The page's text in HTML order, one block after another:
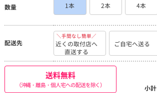
数量 1本 2本 4本
配送先
＼手間なし簡単／
近くの取付店へ
直送する
ご自宅へ送る
送料無料
（沖縄・離島・個人宅への配送を除く） 小計